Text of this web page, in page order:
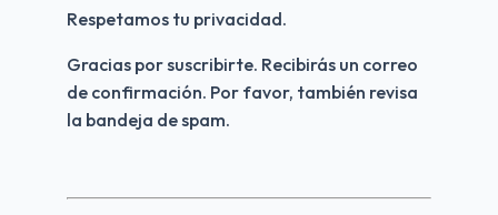
Respetamos tu privacidad.
Gracias por suscribirte. Recibirás un correo
de confirmación. Por favor, también revisa
la bandeja de spam.